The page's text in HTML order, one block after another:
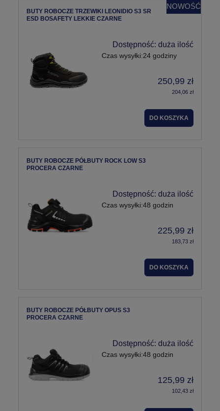
BUTY ROBOCZE TRZEWIKI LEONIDIO S3 SR
ESD BOSAFETY LEKKIE CZARNE
Dostępność: duża ilość
Czas wysyłki:24 godziny
250,99 zł
204,06 zł
DO KOSZYKA
NOWOŚĆ
BUTY ROBOCZE PÓŁBUTY ROCK LOW S3
PROCERA CZARNE
Dostępność: duża ilość
Czas wysyłki:48 godzin
225,99 zł
183,73 zł
DO KOSZYKA
BUTY ROBOCZE PÓŁBUTY OPUS S3
PROCERA CZARNE
Dostępność: duża ilość
Czas wysyłki:48 godzin
125,99 zł
102,43 zł